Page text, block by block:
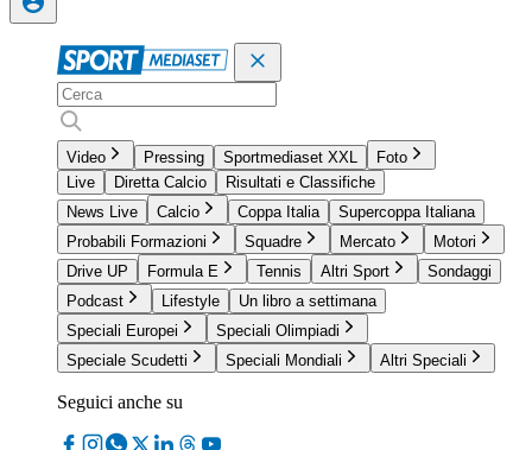
Video Pressing Sportmediaset XXL
Foto
Live
Diretta Calcio
Risultati e Classifiche
News Live
Calcio Coppa Italia
Supercoppa Italiana
Probabili Formazioni
Squadre Mercato
Motori
Drive UP
Formula E Tennis Altri Sport
Sondaggi
Podcast
Lifestyle
Un libro a settimana
Speciali Europei
Speciali Olimpiadi
Speciale Scudetti
Speciali Mondiali Altri Speciali
Seguici anche su